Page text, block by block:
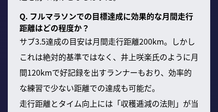
Q. フルマラソンでの目標達成に効果的な月間走行
距離はどの程度か？
サブ3.5達成の目安は月間走行距離200km。しかし
これは絶対的基準ではなく、井上咲楽氏のように月
間120kmで好記録を出すランナーもおり、効率的
な練習で少ない距離での達成も可能だ。
走行距離とタイム向上には「収穫逓減の法則」が当